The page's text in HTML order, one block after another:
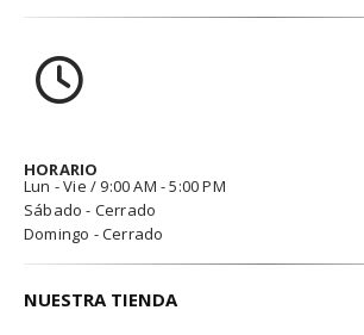
HORARIO
Lun - Vie / 9:00 AM - 5:00 PM
Sábado - Cerrado
Domingo - Cerrado
NUESTRA TIENDA